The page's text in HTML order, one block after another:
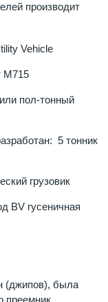
производит
Vehicle
M715
пол-тонный
5 тонник
грузовик
BV гусеничная
(джипов), была
преемник